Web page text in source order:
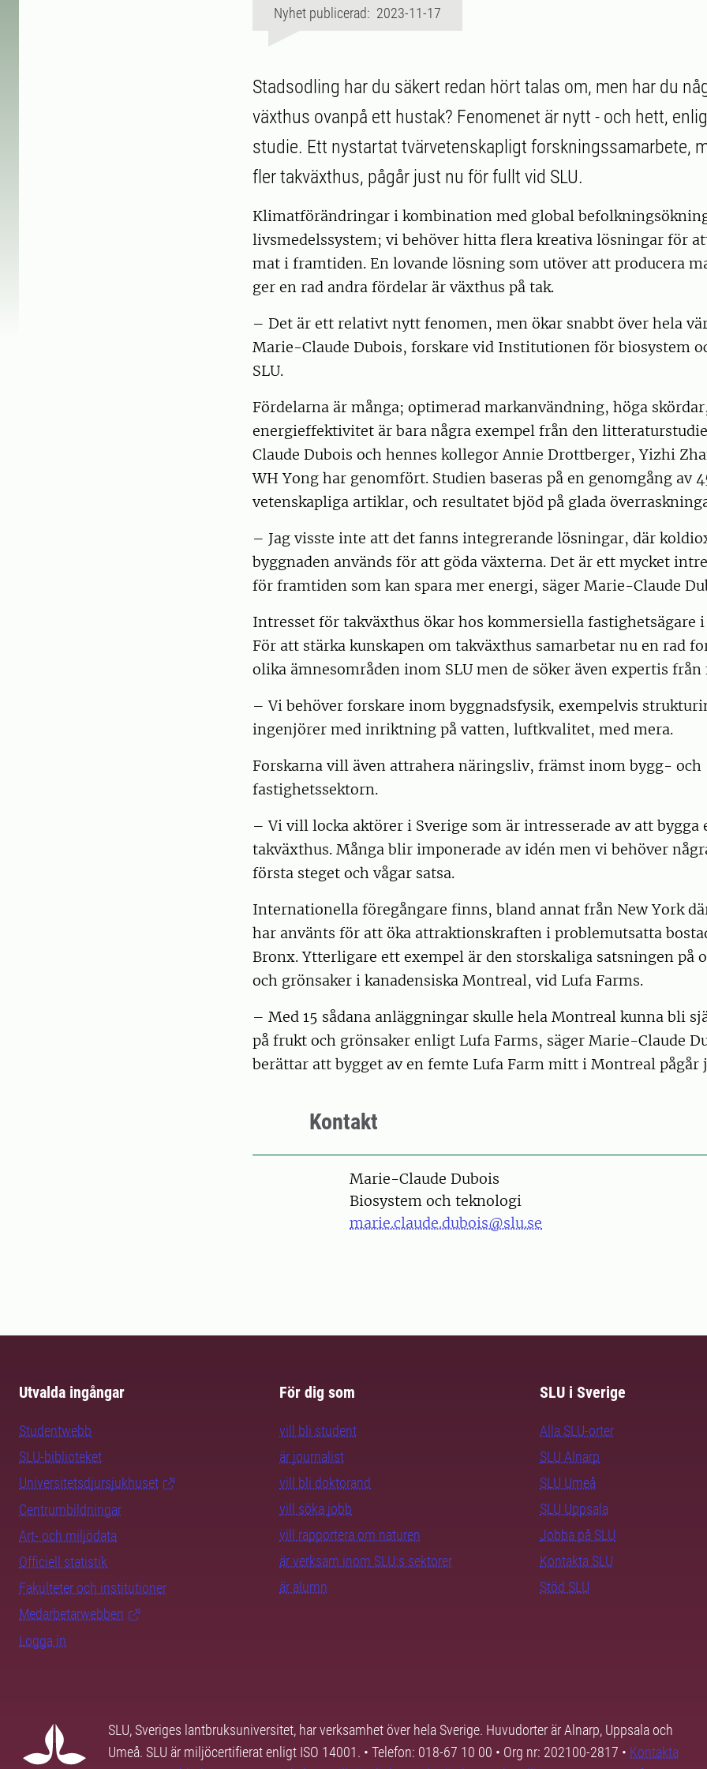
Nyhet publicerad: 2023-11-17
Stadsodling har du säkert redan hört talas om, men har du
växthus ovanpå ett hustak? Fenomenet är nytt - och hett,
studie. Ett nystartat tvärvetenskapligt forskningssamarbete,
fler takväxthus, pågår just nu för fullt vid SLU.
Klimatförändringar i kombination med global
livsmedelssystem; vi behöver hitta flera kreativa lösningar för
mat i framtiden. En lovande lösning som utöver att producera
ger en rad andra fördelar är växthus på tak.
– Det är ett relativt nytt fenomen, men ökar snabbt över hela
Marie-Claude Dubois, forskare vid Institutionen för biosystem
SLU.
Fördelarna är många; optimerad markanvändning, höga
energieffektivitet är bara några exempel från den
Claude Dubois och hennes kollegor Annie Drottberger, Yizhi
WH Yong har genomfört. Studien baseras på en genomgång av
vetenskapliga artiklar, och resultatet bjöd på glada
– Jag visste inte att det fanns integrerande lösningar, där
byggnaden används för att göda växterna. Det är ett mycket
för framtiden som kan spara mer energi, säger Marie-Claude
Intresset för takväxthus ökar hos kommersiella fastighetsägare
För att stärka kunskapen om takväxthus samarbetar nu en rad
olika ämnesområden inom SLU men de söker även expertis
– Vi behöver forskare inom byggnadsfysik, exempelvis
ingenjörer med inriktning på vatten, luftkvalitet, med mera.
Forskarna vill även attrahera näringsliv, främst inom bygg- och
fastighetssektorn.
– Vi vill locka aktörer i Sverige som är intresserade av att
takväxthus. Många blir imponerade av idén men vi behöver
första steget och vågar satsa.
Internationella föregångare finns, bland annat från New York
har använts för att öka attraktionskraften i problemutsatta
Bronx. Ytterligare ett exempel är den storskaliga satsningen på
och grönsaker i kanadensiska Montreal, vid Lufa Farms.
– Med 15 sådana anläggningar skulle hela Montreal kunna bli
på frukt och grönsaker enligt Lufa Farms, säger Marie-Claude
berättar att bygget av en femte Lufa Farm mitt i Montreal pågår
Kontakt
PersonMarie-Claude Dubois
Biosystem och teknologi
marie.claude.dubois@slu.se
Utvalda ingångar
Studentwebb
SLU-biblioteket
Universitetsdjursjukhuset
Centrumbildningar
Art- och miljödata
Officiell statistik
Fakulteter och institutioner
Medarbetarwebben
Logga in
För dig som
vill bli student
är journalist
vill bli doktorand
vill söka jobb
vill rapportera om naturen
är verksam inom SLU:s sektorer
är alumn
SLU i Sverige
Alla SLU-orter
SLU Alnarp
SLU Umeå
SLU Uppsala
Jobba på SLU
Kontakta SLU
Stöd SLU
SLU, Sveriges lantbruksuniversitet, har verksamhet över hela Sverige. Huvudorter är Alnarp, Uppsala och
Umeå. SLU är miljöcertifierat enligt ISO 14001. • Telefon: 018-67 10 00 • Org nr: 202100-2817 • Kontakta